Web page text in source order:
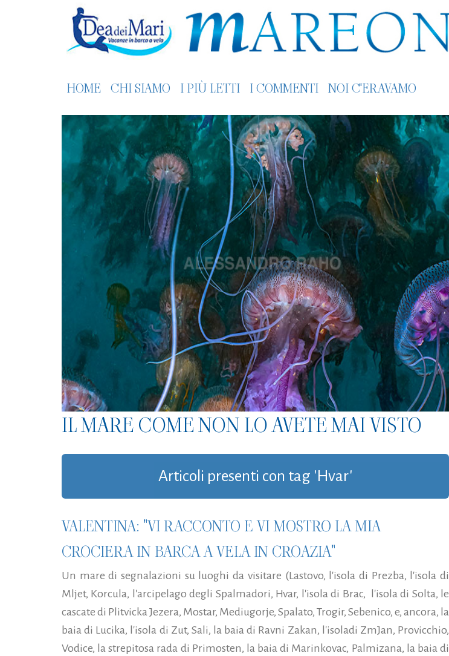
HOME CHI SIAMO I PIÙ LETTI I COMMENTI NOI C'ERAVAMO
IL MARE COME NON LO AVETE MAI VISTO
Articoli presenti con tag 'Hvar'
VALENTINA: "VI RACCONTO E VI MOSTRO LA MIA
CROCIERA IN BARCA A VELA IN CROAZIA"
Un mare di segnalazioni su luoghi da visitare (Lastovo, l'isola di Prezba, l'isola di
Mljet, Korcula, l'arcipelago degli Spalmadori, Hvar, l'isola di Brac, l'isola di Solta, le
cascate di Plitvicka Jezera, Mostar, Mediugorje, Spalato, Trogir, Sebenico, e, ancora, la
baia di Lucika, l'isola di Zut, Sali, la baia di Ravni Zakan, l'isoladi ZmJan, Provicchio,
Vodice, la strepitosa rada di Primosten, la baia di Marinkovac, Palmizana, la baia di